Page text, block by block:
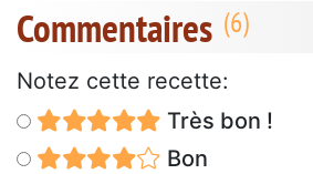
Commentaires
Notez cette recette:
Très bon !
Bon